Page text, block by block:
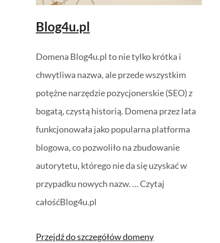
Blog4u.pl
Domena Blog4u.pl to nie tylko krótka i
chwytliwa nazwa, ale przede wszystkim
potężne narzędzie pozycjonerskie (SEO) z
bogatą, czystą historią. Domena przez lata
funkcjonowała jako popularna platforma
blogowa, co pozwoliło na zbudowanie
autorytetu, którego nie da się uzyskać w
przypadku nowych nazw. … Czytaj
całośćBlog4u.pl
Przejdź do szczegółów domeny